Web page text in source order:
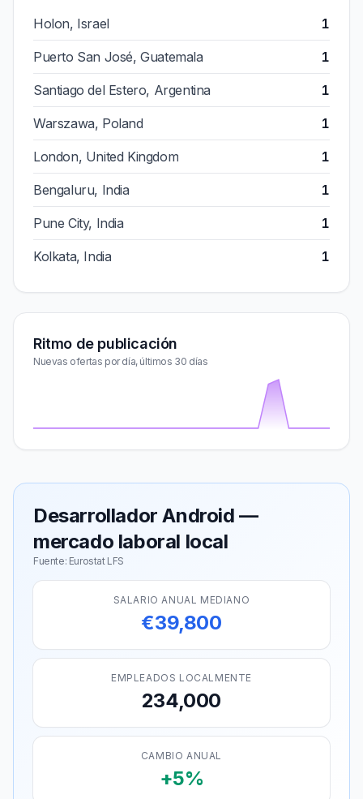
Holon, Israel 1
Puerto San José, Guatemala 1
Santiago del Estero, Argentina 1
Warszawa, Poland 1
London, United Kingdom 1
Bengaluru, India 1
Pune City, India 1
Kolkata, India 1
Ritmo de publicación
Nuevas ofertas por día, últimos 30 días
Desarrollador Android —
mercado laboral local
Fuente: Eurostat LFS
SALARIO ANUAL MEDIANO
€39,800
EMPLEADOS LOCALMENTE
234,000
CAMBIO ANUAL
+5%